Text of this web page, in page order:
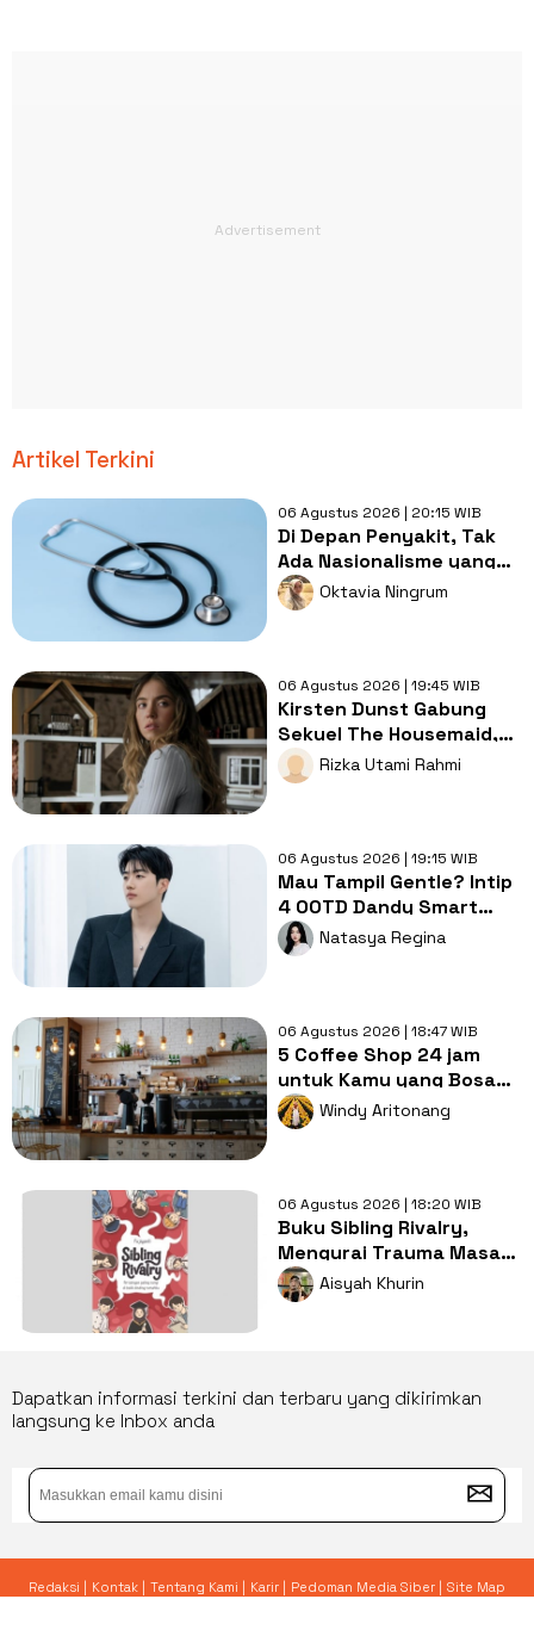
Artikel Terkini
06 Agustus 2026 | 20:15 WIB
Di Depan Penyakit, Tak
Ada Nasionalisme yang
Lebih Penting dari
Kesembuhan
Oktavia Ningrum
06 Agustus 2026 | 19:45 WIB
Kirsten Dunst Gabung
Sekuel The Housemaid,
Intip Sinopsis dan Jadwal
Tayang
Rizka Utami Rahmi
06 Agustus 2026 | 19:15 WIB
Mau Tampil Gentle? Intip
4 OOTD Dandy Smart
Casual ala Kang Hoon
Natasya Regina
06 Agustus 2026 | 18:47 WIB
5 Coffee Shop 24 jam
untuk Kamu yang Bosan
Nugas di Kos
Windy Aritonang
06 Agustus 2026 | 18:20 WIB
Buku Sibling Rivalry,
Mengurai Trauma Masa
Kecil dan Persaingan
Antarsaudara
Aisyah Khurin
Dapatkan informasi terkini dan terbaru yang dikirimkan
langsung ke Inbox anda
Redaksi | Kontak | Tentang Kami | Karir | Pedoman Media Siber | Site Map